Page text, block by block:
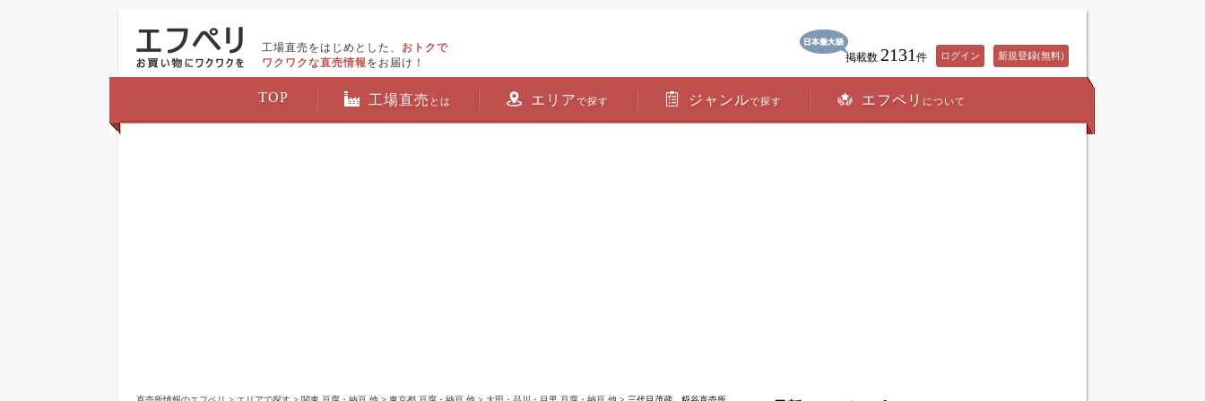
工場直売をはじめとした、 おトクで
ワクワクな直売情報 をお届け！ 掲載数 2131 件 ログイン 新規登録(無料)
TOP 工場直売 とは エリアで探す ジャンルで探す エフペリ について